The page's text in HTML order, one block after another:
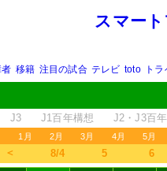
スマー
移籍 注目の試合 テレビ toto ト
J3 J1百年構想 J2・J3百
1月 2月 3月 4月 5月
＜ 8/4 5 6